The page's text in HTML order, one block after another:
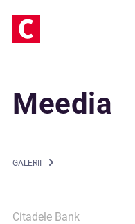
Meedia
GALERII
Citadele Bank